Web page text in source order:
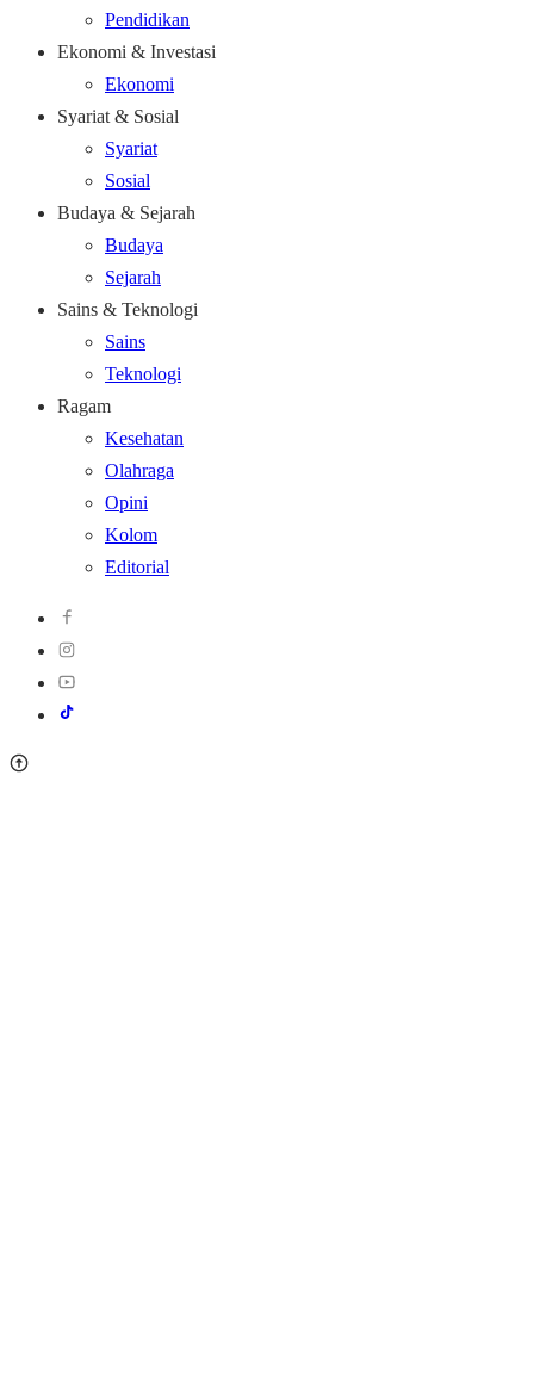
Pendidikan
Ekonomi & Investasi
Ekonomi
Syariat & Sosial
Syariat
Sosial
Budaya & Sejarah
Budaya
Sejarah
Sains & Teknologi
Sains
Teknologi
Ragam
Kesehatan
Olahraga
Opini
Kolom
Editorial